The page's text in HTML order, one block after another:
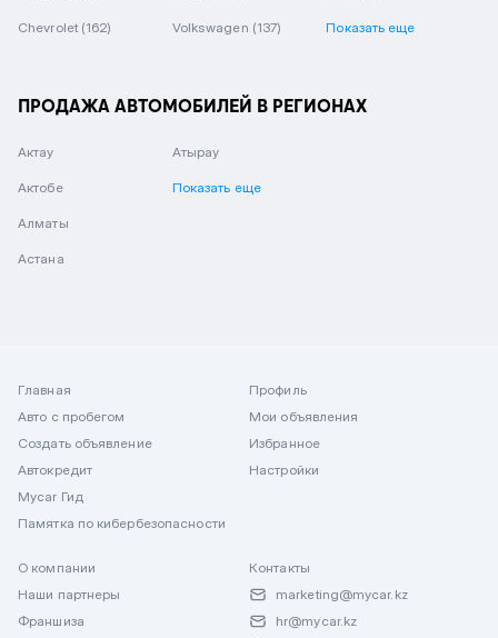
Chevrolet (162) Volkswagen (137) Показать еще
ПРОДАЖА АВТОМОБИЛЕЙ В РЕГИОНАХ
Актау
Актобе
Алматы
Астана
Атырау
Показать еще
Главная
Авто с пробегом
Создать объявление
Автокредит
Mycar Гид
Памятка по кибербезопасности
Профиль
Мои объявления
Избранное
Настройки
О компании
Наши партнеры
Франшиза
Контакты
marketing@mycar.kz
hr@mycar.kz